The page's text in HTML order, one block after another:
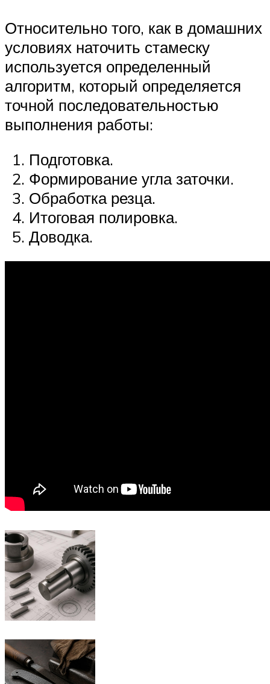
Относительно того, как в домашних
условиях наточить стамеску
используется определенный
алгоритм, который определяется
точной последовательностью
выполнения работы:
Подготовка.
Формирование угла заточки.
Обработка резца.
Итоговая полировка.
Доводка.